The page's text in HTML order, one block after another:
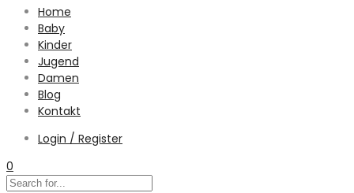
Home
Baby
Kinder
Jugend
Damen
Blog
Kontakt
Login / Register
0